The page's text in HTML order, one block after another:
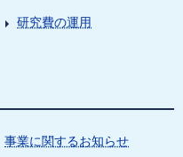
研究費の運用
事業に関するお知らせ